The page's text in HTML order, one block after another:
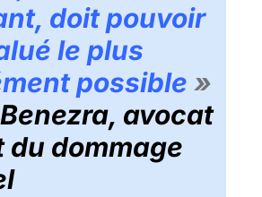
doit pouvoir
le plus
possible »
avocat
du dommage